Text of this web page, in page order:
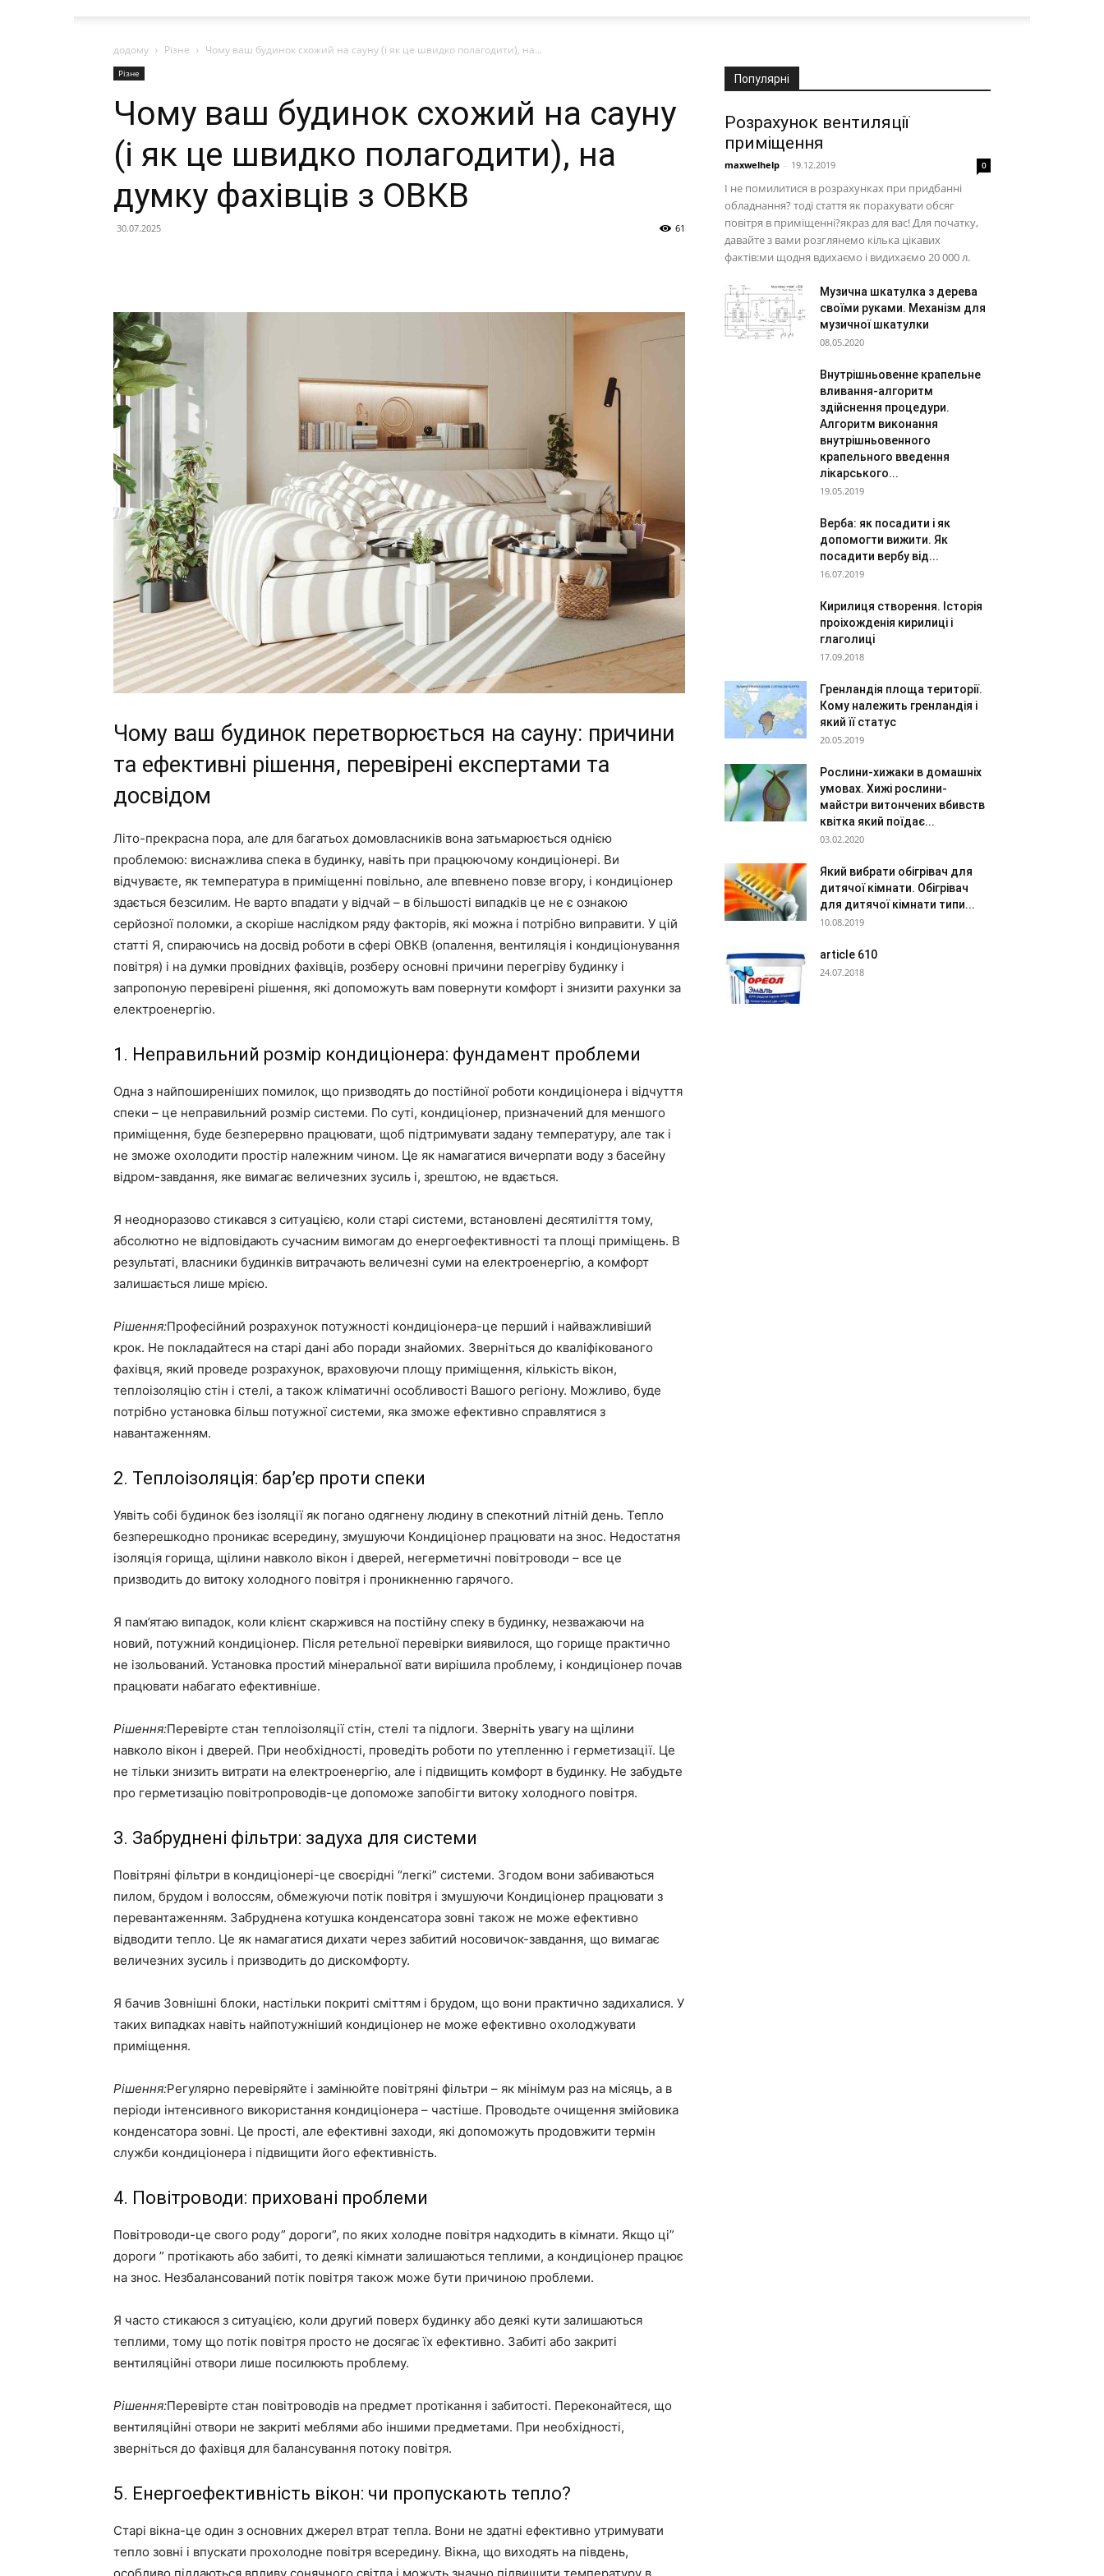
додому Різне Чому ваш будинок схожий на сауну (і як це швидко полагодити), на...
Різне
Чому ваш будинок схожий на сауну
(і як це швидко полагодити), на
думку фахівців з ОВКВ
30.07.2025 61
Чому ваш будинок перетворюється на сауну: причини
та ефективні рішення, перевірені експертами та
досвідом
Літо-прекрасна пора, але для багатьох домовласників вона затьмарюється однією
проблемою: виснажлива спека в будинку, навіть при працюючому кондиціонері. Ви
відчуваєте, як температура в приміщенні повільно, але впевнено повзе вгору, і кондиціонер
здається безсилим. Не варто впадати у відчай – в більшості випадків це не є ознакою
серйозної поломки, а скоріше наслідком ряду факторів, які можна і потрібно виправити. У цій
статті Я, спираючись на досвід роботи в сфері ОВКВ (опалення, вентиляція і кондиціонування
повітря) і на думки провідних фахівців, розберу основні причини перегріву будинку і
запропоную перевірені рішення, які допоможуть вам повернути комфорт і знизити рахунки за
електроенергію.
1. Неправильний розмір кондиціонера: фундамент проблеми
Одна з найпоширеніших помилок, що призводять до постійної роботи кондиціонера і відчуття
спеки – це неправильний розмір системи. По суті, кондиціонер, призначений для меншого
приміщення, буде безперервно працювати, щоб підтримувати задану температуру, але так і
не зможе охолодити простір належним чином. Це як намагатися вичерпати воду з басейну
відром-завдання, яке вимагає величезних зусиль і, зрештою, не вдається.
Я неодноразово стикався з ситуацією, коли старі системи, встановлені десятиліття тому,
абсолютно не відповідають сучасним вимогам до енергоефективності та площі приміщень. В
результаті, власники будинків витрачають величезні суми на електроенергію, а комфорт
залишається лише мрією.
Рішення:Професійний розрахунок потужності кондиціонера-це перший і найважливіший
крок. Не покладайтеся на старі дані або поради знайомих. Зверніться до кваліфікованого
фахівця, який проведе розрахунок, враховуючи площу приміщення, кількість вікон,
теплоізоляцію стін і стелі, а також кліматичні особливості Вашого регіону. Можливо, буде
потрібно установка більш потужної системи, яка зможе ефективно справлятися з
навантаженням.
2. Теплоізоляція: бар’єр проти спеки
Уявіть собі будинок без ізоляції як погано одягнену людину в спекотний літній день. Тепло
безперешкодно проникає всередину, змушуючи Кондиціонер працювати на знос. Недостатня
ізоляція горища, щілини навколо вікон і дверей, негерметичні повітроводи – все це
призводить до витоку холодного повітря і проникненню гарячого.
Я пам’ятаю випадок, коли клієнт скаржився на постійну спеку в будинку, незважаючи на
новий, потужний кондиціонер. Після ретельної перевірки виявилося, що горище практично
не ізольований. Установка простий мінеральної вати вирішила проблему, і кондиціонер почав
працювати набагато ефективніше.
Рішення:Перевірте стан теплоізоляції стін, стелі та підлоги. Зверніть увагу на щілини
навколо вікон і дверей. При необхідності, проведіть роботи по утепленню і герметизації. Це
не тільки знизить витрати на електроенергію, але і підвищить комфорт в будинку. Не забудьте
про герметизацію повітропроводів-це допоможе запобігти витоку холодного повітря.
3. Забруднені фільтри: задуха для системи
Повітряні фільтри в кондиціонері-це своєрідні “легкі” системи. Згодом вони забиваються
пилом, брудом і волоссям, обмежуючи потік повітря і змушуючи Кондиціонер працювати з
перевантаженням. Забруднена котушка конденсатора зовні також не може ефективно
відводити тепло. Це як намагатися дихати через забитий носовичок-завдання, що вимагає
величезних зусиль і призводить до дискомфорту.
Я бачив Зовнішні блоки, настільки покриті сміттям і брудом, що вони практично задихалися. У
таких випадках навіть найпотужніший кондиціонер не може ефективно охолоджувати
приміщення.
Рішення:Регулярно перевіряйте і замінюйте повітряні фільтри – як мінімум раз на місяць, а в
періоди інтенсивного використання кондиціонера – частіше. Проводьте очищення змійовика
конденсатора зовні. Це прості, але ефективні заходи, які допоможуть продовжити термін
служби кондиціонера і підвищити його ефективність.
4. Повітроводи: приховані проблеми
Повітроводи-це свого роду” дороги”, по яких холодне повітря надходить в кімнати. Якщо ці”
дороги ” протікають або забиті, то деякі кімнати залишаються теплими, а кондиціонер працює
на знос. Незбалансований потік повітря також може бути причиною проблеми.
Я часто стикаюся з ситуацією, коли другий поверх будинку або деякі кути залишаються
теплими, тому що потік повітря просто не досягає їх ефективно. Забиті або закриті
вентиляційні отвори лише посилюють проблему.
Рішення:Перевірте стан повітроводів на предмет протікання і забитості. Переконайтеся, що
вентиляційні отвори не закриті меблями або іншими предметами. При необхідності,
зверніться до фахівця для балансування потоку повітря.
5. Енергоефективність вікон: чи пропускають тепло?
Старі вікна-це один з основних джерел втрат тепла. Вони не здатні ефективно утримувати
тепло зовні і впускати прохолодне повітря всередину. Вікна, що виходять на південь,
Популярні
Розрахунок вентиляції
приміщення
maxwelhelp - 19.12.2019 0
І не помилитися в розрахунках при придбанні
обладнання? тоді стаття як порахувати обсяг
повітря в приміщенні?якраз для вас! Для початку,
давайте з вами розглянемо кілька цікавих
фактів:ми щодня вдихаємо і видихаємо 20 000 л.
Музична шкатулка з дерева
своїми руками. Механізм для
музичної шкатулки
08.05.2020
Внутрішньовенне крапельне
вливання-алгоритм
здійснення процедури.
Алгоритм виконання
внутрішньовенного
крапельного введення
лікарського...
19.05.2019
Верба: як посадити і як
допомогти вижити. Як
посадити вербу від...
16.07.2019
Кирилиця створення. Історія
проіхожденія кирилиці і
глаголиці
17.09.2018
Гренландія площа території.
Кому належить гренландія і
який її статус
20.05.2019
Рослини-хижаки в домашніх
умовах. Хижі рослини-
майстри витончених вбивств
квітка який поїдає...
03.02.2020
Який вибрати обігрівач для
дитячої кімнати. Обігрівач
для дитячої кімнати типи...
10.08.2019
article 610
24.07.2018